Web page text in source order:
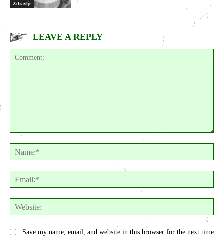
Zdravlje
LEAVE A REPLY
Comment:
Save my name, email, and website in this browser for the next time